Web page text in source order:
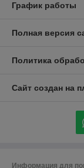
График работы
Полная версия
Политика
Сайт создан на
Информация для